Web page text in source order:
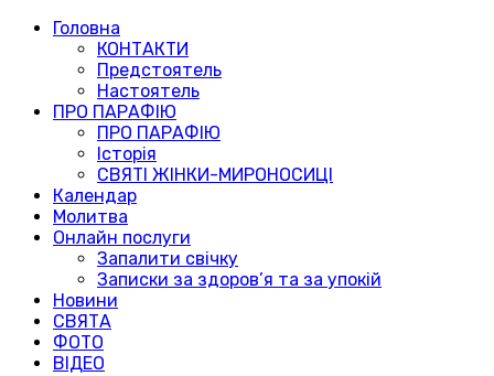
Головна
КОНТАКТИ
Предстоятель
Настоятель
ПРО ПАРАФІЮ
ПРО ПАРАФІЮ
Історія
СВЯТІ ЖІНКИ-МИРОНОСИЦІ
Календар
Молитва
Онлайн послуги
Запалити свічку
Записки за здоров’я та за упокій
Новини
СВЯТА
ФОТО
ВІДЕО